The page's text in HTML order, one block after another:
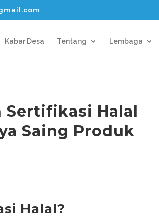
Kabar Desa Tentang Lembaga
Sertifikasi Halal
Saing Produk
Halal?